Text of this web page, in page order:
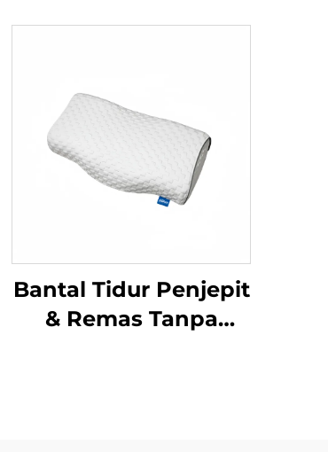
Bantal Tidur Penjepit
& Remas Tanpa